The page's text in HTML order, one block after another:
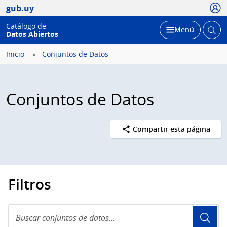
gub.uy
Catálogo de
Datos Abiertos
Desplegar
Menú Abrir
Inicio Conjuntos de Datos
Conjuntos de Datos
Compartir esta página
Filtros
conjuntos